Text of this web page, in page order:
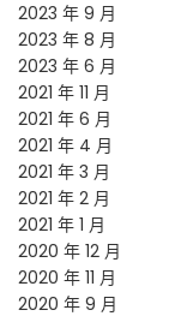
2023 年 9 月
2023 年 8 月
2023 年 6 月
2021 年 11 月
2021 年 6 月
2021 年 4 月
2021 年 3 月
2021 年 2 月
2021 年 1 月
2020 年 12 月
2020 年 11 月
2020 年 9 月